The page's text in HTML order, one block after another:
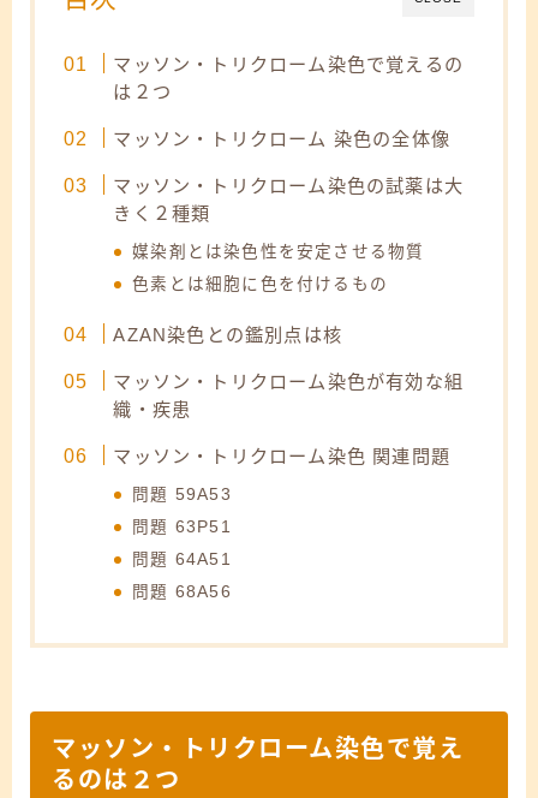
マッソン・トリクローム染色で覚えるの
は２つ
マッソン・トリクローム 染色の全体像
マッソン・トリクローム染色の試薬は大
きく２種類
媒染剤とは染色性を安定させる物質
色素とは細胞に色を付けるもの
AZAN染色との鑑別点は核
マッソン・トリクローム染色が有効な組
織・疾患
マッソン・トリクローム染色 関連問題
問題 59A53
問題 63P51
問題 64A51
問題 68A56
マッソン・トリクローム染色で覚え
るのは２つ